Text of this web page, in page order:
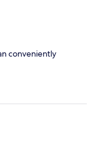
conveniently